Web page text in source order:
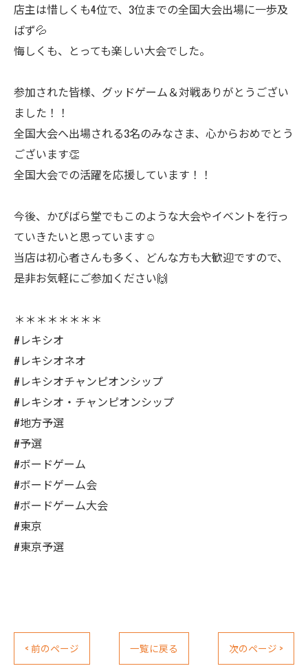
店主は惜しくも4位で、3位までの全国大会出場に一歩及
ばず💦
悔しくも、とっても楽しい大会でした。
参加された皆様、グッドゲーム＆対戦ありがとうござい
ました！！
全国大会へ出場される3名のみなさま、心からおめでとう
ございます👏
全国大会での活躍を応援しています！！
今後、かぴばら堂でもこのような大会やイベントを行っ
ていきたいと思っています☺️
当店は初心者さんも多く、どんな方も大歓迎ですので、
是非お気軽にご参加ください🙌
＊＊＊＊＊＊＊＊
#レキシオ
#レキシオネオ
#レキシオチャンピオンシップ
#レキシオ・チャンピオンシップ
#地方予選
#予選
#ボードゲーム
#ボードゲーム会
#ボードゲーム大会
#東京
#東京予選
< 前のページ 一覧に戻る 次のページ >